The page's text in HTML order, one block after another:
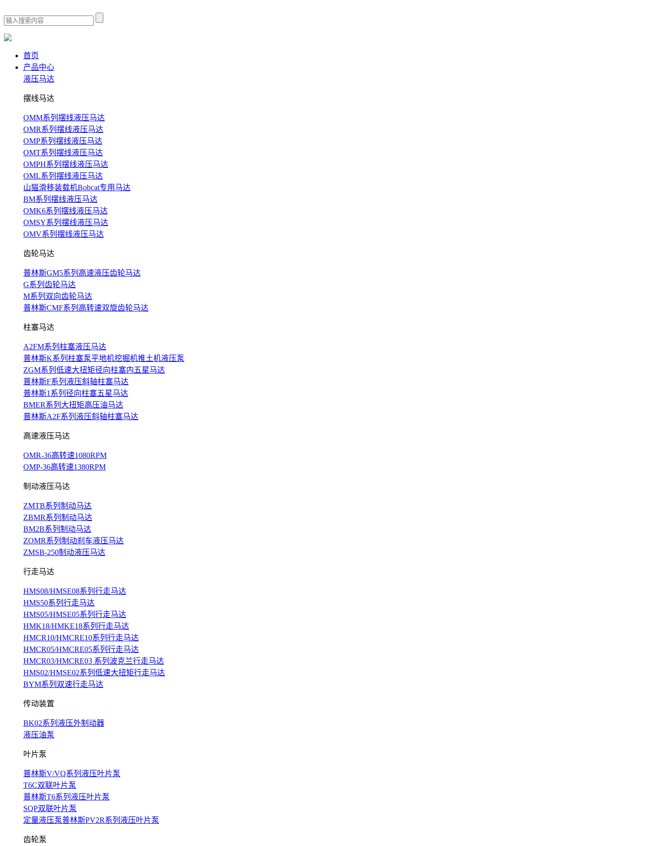
首页
产品中心
液压马达
摆线马达
OMM系列摆线液压马达
OMR系列摆线液压马达
OMP系列摆线液压马达
OMT系列摆线液压马达
OMPH系列摆线液压马达
OML系列摆线液压马达
山猫滑移装载机Bobcat专用马达
BM系列摆线液压马达
OMK6系列摆线液压马达
OMSY系列摆线液压马达
OMV系列摆线液压马达
齿轮马达
普林斯GM5系列高速液压齿轮马达
G系列齿轮马达
M系列双向齿轮马达
普林斯CMF系列高转速双旋齿轮马达
柱塞马达
A2FM系列柱塞液压马达
普林斯K系列柱塞泵平地机挖掘机推土机液压泵
ZGM系列低速大扭矩径向柱塞内五星马达
普林斯F系列液压斜轴柱塞马达
普林斯1系列径向柱塞五星马达
BMER系列大扭矩高压油马达
普林斯A2F系列液压斜轴柱塞马达
高速液压马达
OMR-36高转速1080RPM
OMP-36高转速1380RPM
制动液压马达
ZMTB系列制动马达
ZBMR系列制动马达
BM2B系列制动马达
ZOMR系列制动刹车液压马达
ZMSB-250制动液压马达
行走马达
HMS08/HMSE08系列行走马达
HMS50系列行走马达
HMS05/HMSE05系列行走马达
HMK18/HMKE18系列行走马达
HMCR10/HMCRE10系列行走马达
HMCR05/HMCRE05系列行走马达
HMCR03/HMCRE03 系列波克兰行走马达
HMS02/HMSE02系列低速大扭矩行走马达
BYM系列双速行走马达
传动装置
BK02系列液压外制动器
液压油泵
叶片泵
普林斯V/VQ系列液压叶片泵
T6C双联叶片泵
普林斯T6系列液压叶片泵
SQP双联叶片泵
定量液压泵普林斯PV2R系列液压叶片泵
齿轮泵